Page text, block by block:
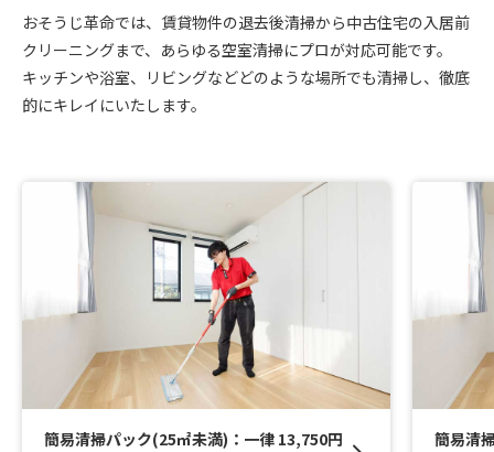
おそうじ革命では、賃貸物件の退去後清掃から中古住宅の入居前
クリーニングまで、あらゆる空室清掃にプロが対応可能です。
キッチンや浴室、リビングなどどのような場所でも清掃し、徹底
的にキレイにいたします。
簡易清掃パック(25㎡未満)：一律 13,750円 簡易清